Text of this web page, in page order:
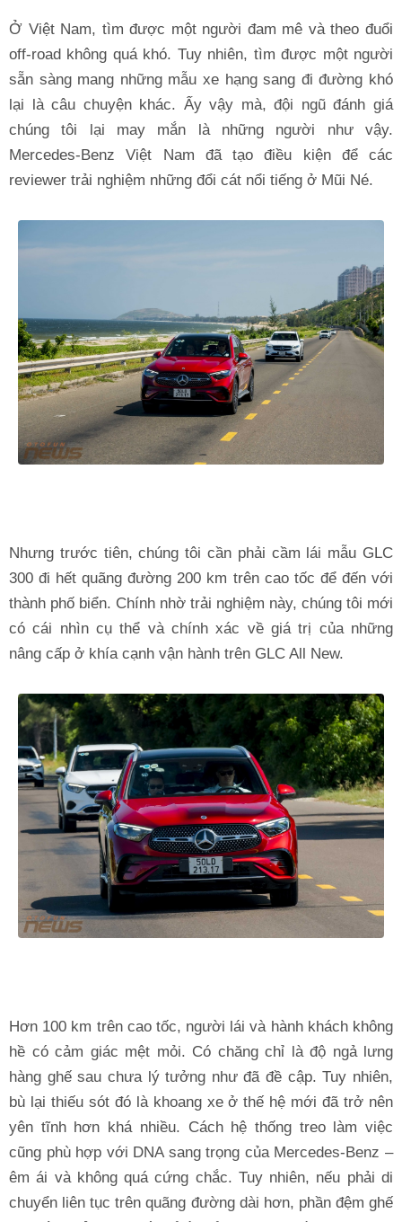
Ở Việt Nam, tìm được một người đam mê và theo đuổi
off-road không quá khó. Tuy nhiên, tìm được một người
sẵn sàng mang những mẫu xe hạng sang đi đường khó
lại là câu chuyện khác. Ấy vậy mà, đội ngũ đánh giá
chúng tôi lại may mắn là những người như vậy.
Mercedes-Benz Việt Nam đã tạo điều kiện để các
reviewer trải nghiệm những đổi cát nổi tiếng ở Mũi Né.
Nhưng trước tiên, chúng tôi cần phải cầm lái mẫu GLC
300 đi hết quãng đường 200 km trên cao tốc để đến với
thành phố biển. Chính nhờ trải nghiệm này, chúng tôi mới
có cái nhìn cụ thể và chính xác về giá trị của những
nâng cấp ở khía cạnh vận hành trên GLC All New.
Hơn 100 km trên cao tốc, người lái và hành khách không
hề có cảm giác mệt mỏi. Có chăng chỉ là độ ngả lưng
hàng ghế sau chưa lý tưởng như đã đề cập. Tuy nhiên,
bù lại thiếu sót đó là khoang xe ở thế hệ mới đã trở nên
yên tĩnh hơn khá nhiều. Cách hệ thống treo làm việc
cũng phù hợp với DNA sang trọng của Mercedes-Benz –
êm ái và không quá cứng chắc. Tuy nhiên, nếu phải di
chuyển liên tục trên quãng đường dài hơn, phần đệm ghế